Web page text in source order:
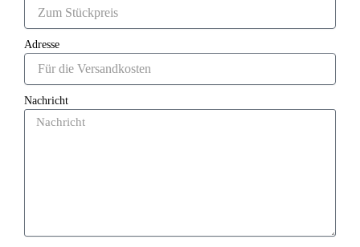
Adresse
Nachricht